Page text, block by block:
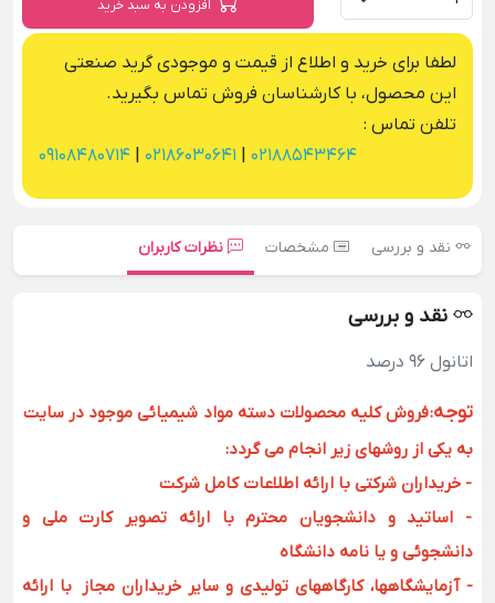
افزودن به سبد خرید
لطفا برای خرید و اطلاع از قیمت و موجودی گرید صنعتی
این محصول، با کارشناسان فروش تماس بگیرید.
تلفن تماس :
02188543464
02186030641
09108480714
نقد و بررسی مشخصات نظرات کاربران
نقد و بررسی
اتانول 96 درصد
توجه:فروش کلیه محصولات دسته مواد شیمیائی موجود در سایت
به یکی از روشهای زیر انجام می گردد:
- خریداران شرکتی با ارائه اطلاعات کامل شرکت
- اساتید و دانشجویان محترم با ارائه تصویر کارت ملی و
دانشجوئی و یا نامه دانشگاه
- آزمایشگاهها، کارگاههای تولیدی و سایر خریداران مجاز با ارائه